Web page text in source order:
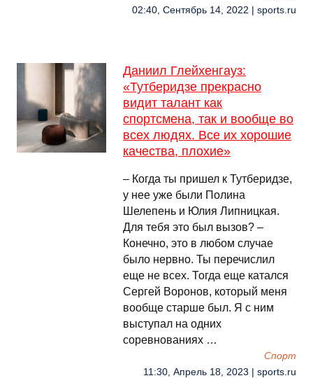
02:40, Сентябрь 14, 2022 | sports.ru
Даниил Глейхенгауз:
«Тутберидзе прекрасно
видит талант как
спортсмена, так и вообще во
всех людях. Все их хорошие
качества, плохие»
– Когда ты пришел к Тутберидзе,
у нее уже были Полина
Шелепень и Юлия Липницкая.
Для тебя это был вызов? –
Конечно, это в любом случае
было нервно. Ты перечислил
еще не всех. Тогда еще катался
Сергей Воронов, который меня
вообще старше был. Я с ним
выступал на одних
соревнованиях …
Спорт
11:30, Апрель 18, 2023 | sports.ru